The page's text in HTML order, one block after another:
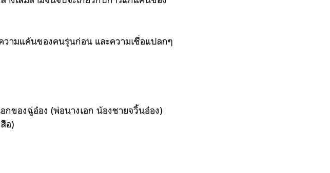
วามแค้นของคนรุ่นก่อน และความเชื่อแปลกๆ
กของฉู่อ๋อง (พ่อนางเอก น้องชายจวิ้นอ๋อง)
อ)